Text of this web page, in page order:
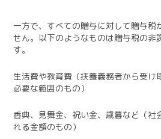
一方で、すべての贈与に対して贈与税
せん。以下のようなものは贈与税の非
す。
生活費や教育費（扶養義務者から受け
必要な範囲のもの）
香典、見舞金、祝い金、歳暮など（社
れる金額のもの）